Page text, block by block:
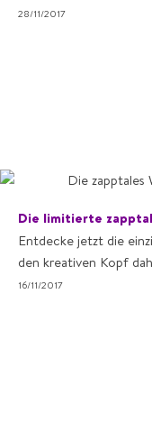
28/11/2017
Die limitierte
Entdecke jetzt die
den kreativen Kopf
16/11/2017